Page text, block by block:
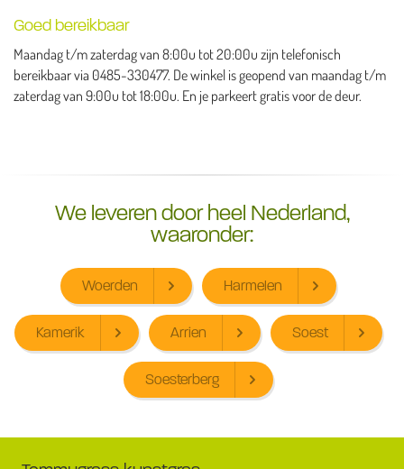
Goed bereikbaar
Maandag t/m zaterdag van 8:00u tot 20:00u zijn telefonisch
bereikbaar via 0485-330477. De winkel is geopend van maandag t/m
zaterdag van 9:00u tot 18:00u. En je parkeert gratis voor de deur.
We leveren door heel Nederland,
waaronder:
Woerden Harmelen
Kamerik Arrien Soest
Soesterberg